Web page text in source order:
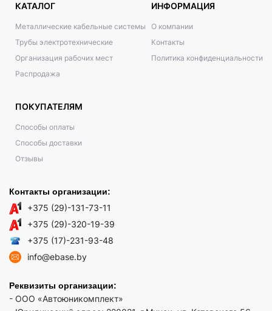
КАТАЛОГ
Металлические кабельные системы
Трубы электротехнические
Организация рабочих мест
Распродажа
ИНФОРМАЦИЯ
О компании
Контакты
Политика конфиденциальности
ПОКУПАТЕЛЯМ
Способы оплаты
Способы доставки
Отзывы
Контакты организации:
+375 (29)-131-73-11
+375 (29)-320-19-39
+375 (17)-231-93-48
info@ebase.by
Реквизиты организации:
- ООО «Автоюникомплект»